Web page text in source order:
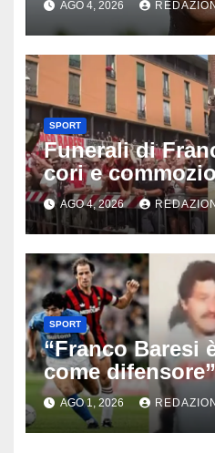
‘Era bella zozza’
AGO 4, 2026
SPORT
Funerali di
cori e
bufera su La
Milan furiosi
AGO 4, 2026
SPORT
“Franco Baresi
come
Maradona
dopo la morte
Milan
AGO 1, 2026